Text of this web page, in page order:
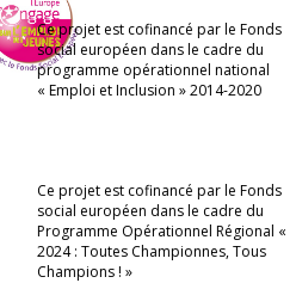
Ce projet est cofinancé par le Fonds
social européen dans le cadre du
programme opérationnel national
« Emploi et Inclusion » 2014-2020
Ce projet est cofinancé par le Fonds
social européen dans le cadre du
Programme Opérationnel Régional «
2024 : Toutes Championnes, Tous
Champions ! »